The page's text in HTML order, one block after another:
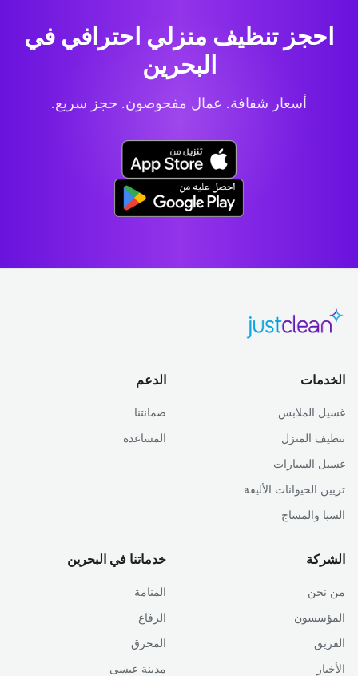
احجز تنظيف منزلي احترافي في
البحرين
أسعار شفافة. عمال مفحوصون. حجز سريع.
الخدمات
غسيل الملابس
تنظيف المنزل
غسيل السيارات
تزيين الحيوانات الأليفة
السبا والمساج
الدعم
ضمانتنا
المساعدة
الشركة
من نحن
المؤسسون
الفريق
الأخبار
خدماتنا في البحرين
المنامة
الرفاع
المحرق
مدينة عيسى